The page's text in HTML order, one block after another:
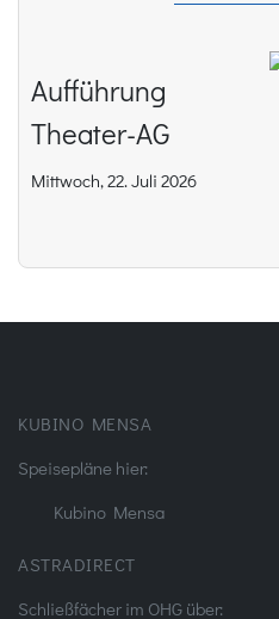
Aufführung
Theater-AG
Mittwoch, 22. Juli 2026
KUBINO MENSA
Speisepläne hier:
Kubino Mensa
ASTRADIRECT
Schließfächer im OHG über: